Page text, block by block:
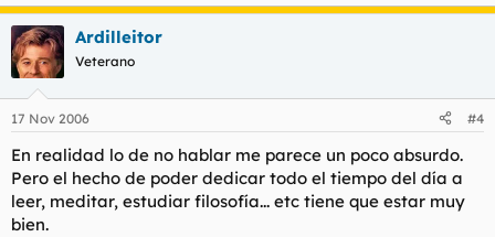
para que no quedara huella de mujer alguna), y en las
miradas de los frailes pude ver una profundidad turbadora. El
silencio y la soledad les hace vivir ensimismados en continuo
diálogo interior. A través de sus ojos se trasluce al exterior la
potente personalidad que el silencio y la soledad han ido
esculpiendo y pulimentando. Dicen que fue el pintor Zurbarán
quien mejor supo retratar la experiencia mística de estos
hombres extraños (en el Gugenheim(?) de Nueva York hay
ahora algunos zurbaranes junto a otros cuadros de los mejores
pintores españoles de todos los tiempos).
Me fascinan los tiempos en los que muchos hombres y mujeres
Ardilleitor
Veterano
17 Nov 2006 #4
En realidad lo de no hablar me parece un poco absurdo.
Pero el hecho de poder dedicar todo el tiempo del día a
leer, meditar, estudiar filosofía... etc tiene que estar muy
bien.